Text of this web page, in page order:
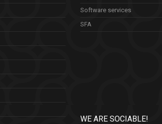
Software services
SFA
WE ARE SOCIABLE!